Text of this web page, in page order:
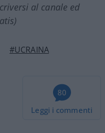
al canale ed
#UCRAINA
80
Leggi i commenti